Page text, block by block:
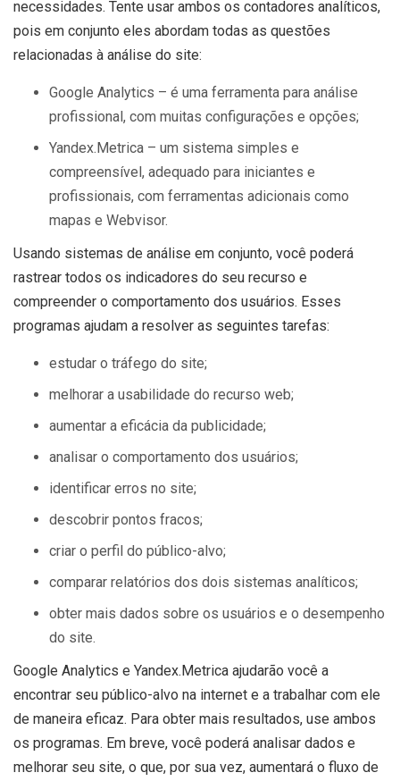
necessidades. Tente usar ambos os contadores analíticos,
pois em conjunto eles abordam todas as questões
relacionadas à análise do site:
Google Analytics – é uma ferramenta para análise
profissional, com muitas configurações e opções;
Yandex.Metrica – um sistema simples e
compreensível, adequado para iniciantes e
profissionais, com ferramentas adicionais como
mapas e Webvisor.
Usando sistemas de análise em conjunto, você poderá
rastrear todos os indicadores do seu recurso e
compreender o comportamento dos usuários. Esses
programas ajudam a resolver as seguintes tarefas:
estudar o tráfego do site;
melhorar a usabilidade do recurso web;
aumentar a eficácia da publicidade;
analisar o comportamento dos usuários;
identificar erros no site;
descobrir pontos fracos;
criar o perfil do público-alvo;
comparar relatórios dos dois sistemas analíticos;
obter mais dados sobre os usuários e o desempenho
do site.
Google Analytics e Yandex.Metrica ajudarão você a
encontrar seu público-alvo na internet e a trabalhar com ele
de maneira eficaz. Para obter mais resultados, use ambos
os programas. Em breve, você poderá analisar dados e
melhorar seu site, o que, por sua vez, aumentará o fluxo de